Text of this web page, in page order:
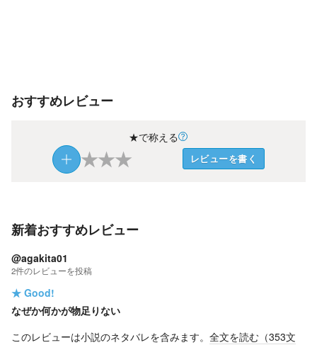
おすすめレビュー
★で称える
★★★ レビューを書く
新着おすすめレビュー
@agakita01
2件のレビューを投稿
★ Good!
なぜか何かが物足りない
このレビューは小説のネタバレを含みます。 全文を読む（353文